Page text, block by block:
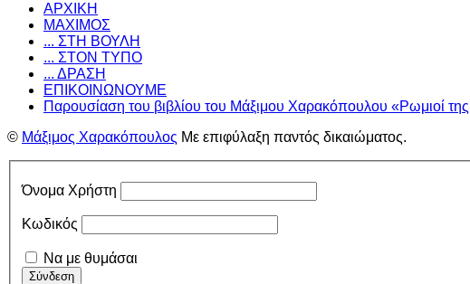
ΑΡΧΙΚΗ
ΜΑΧΙΜΟΣ
... ΣΤΗ ΒΟΥΛΗ
... ΣΤΟΝ ΤΥΠΟ
... ΔΡΑΣΗ
ΕΠΙΚΟΙΝΩΝΟΥΜΕ
Παρουσίαση του βιβλίου του Μάξιμου Χαρακόπουλου «Ρωμιοί
© Μάξιμος Χαρακόπουλος Με επιφύλαξη παντός δικαιώματος.
Όνομα Χρήστη
Κωδικός
Να με θυμάσαι